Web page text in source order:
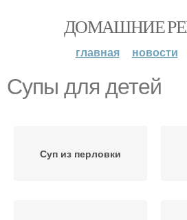
ДОМАШНИЕ
главная новости
Супы для детей
Суп из перловки